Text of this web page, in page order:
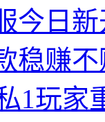
今日
稳赚
1玩家